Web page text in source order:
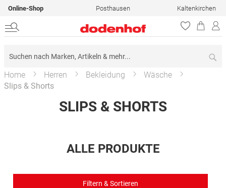
Online-Shop Posthausen Kaltenkirchen
Home Herren Bekleidung
Wäsche
Slips & Shorts
SLIPS & SHORTS
ALLE PRODUKTE
Filtern & Sortieren